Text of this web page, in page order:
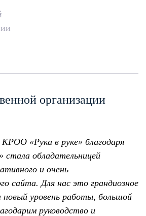
организации
«Рука в руке» благодаря
стала обладательницей
и очень
сайта. Для нас это грандиозное
уровень работы, большой
руководство и